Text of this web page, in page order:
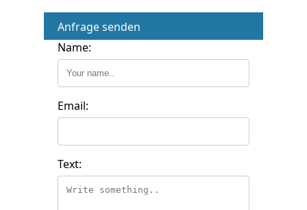
Anfrage senden
Name:
Email:
Text: